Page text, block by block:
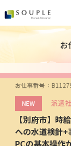
お
お仕事番号
NEW 派遣
【別府市】
への水道検針+
PCの基本操作